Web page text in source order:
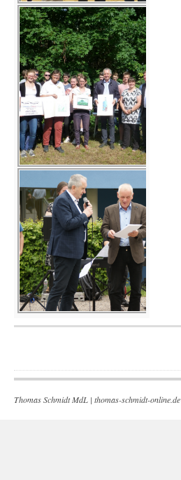
Thomas Schmidt MdL | thomas-schmidt-online.de